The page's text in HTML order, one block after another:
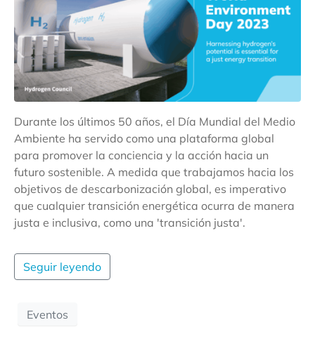
Durante los últimos 50 años, el Día Mundial del Medio
Ambiente ha servido como una plataforma global
para promover la conciencia y la acción hacia un
futuro sostenible. A medida que trabajamos hacia los
objetivos de descarbonización global, es imperativo
que cualquier transición energética ocurra de manera
justa e inclusiva, como una 'transición justa'.
Seguir leyendo
Eventos